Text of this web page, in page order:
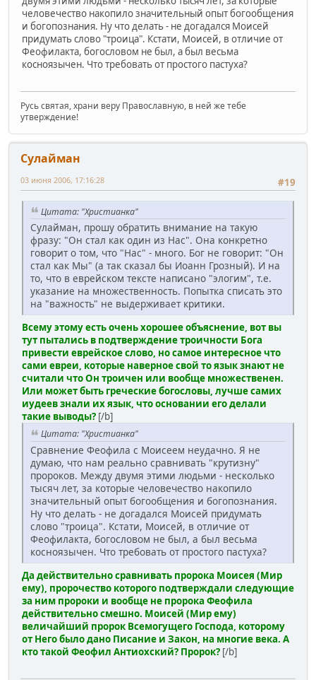
человечество накопило значительный опыт богообщения
и богопознания. Ну что делать - не догадался Моисей
придумать слово "троица". Кстати, Моисей, в отличие от
Феофилакта, богословом не был, а был весьма
косноязычен. Что требовать от простого пастуха?
Русь святая, храни веру Православную, в ней же тебе
утверждение!
Сулайман
#19
03 июня 2006, 17:16:28
Цитата: "Христианка"
Сулайман, прошу обратить внимание на такую
фразу: "Он стал как один из Нас". Она конкретно
говорит о том, что "Нас" - много. Бог не говорит: "Он
стал как Мы" (а так сказал бы Иоанн Грозный). И на
то, что в еврейском тексте написано "элогим", т.е.
указание на множественность. Попытка списать это
на "важность" не выдерживает критики.
Всему этому есть очень хорошее объяснение, вот вы
тут пытались в подтверждение троичности Бога
привести еврейское слово, но самое интересное что
сами евреи, которые наверное свой то язык знают не
считали что Он троичен или вообще множественен.
Или может быть греческие богословы, лучше самих
иудеев знали их язык, что основании его делали
такие выводы? [/b]
Цитата: "Христианка"
Сравнение Феофила с Моисеем неудачно. Я не
думаю, что нам реально сравнивать "крутизну"
пророков. Между двумя этими людьми - несколько
тысяч лет, за которые человечество накопило
значительный опыт богообщения и богопознания.
Ну что делать - не догадался Моисей придумать
слово "троица". Кстати, Моисей, в отличие от
Феофилакта, богословом не был, а был весьма
косноязычен. Что требовать от простого пастуха?
Да действительно сравнивать пророка Моисея (Мир
ему), пророчество которого подтверждали следующие
за ним пророки и вообще не пророка Феофила
действительно смешно. Моисей (Мир ему)
величайший пророк Всемогущего Господа, которому
от Него было дано Писание и Закон, на многие века. А
кто такой Феофил Антиохский? Пророк? [/b]